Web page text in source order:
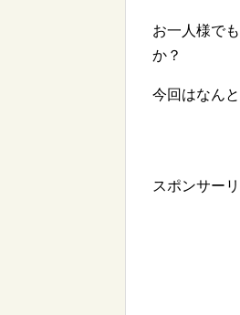
お一人様で
か？
今回はなん
スポンサー